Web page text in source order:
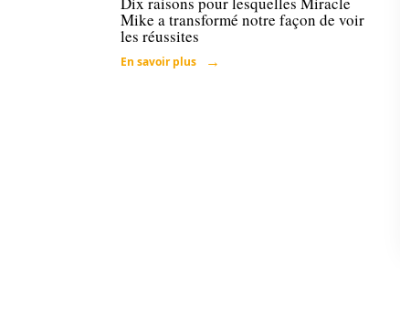
Mike a transformé notre façon de voir
les réussites
En savoir plus